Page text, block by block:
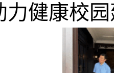
力健康校